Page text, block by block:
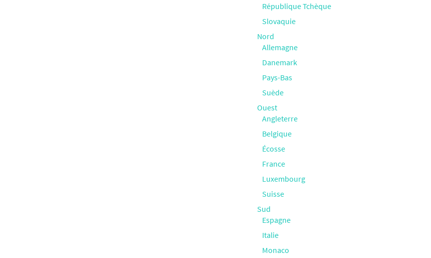
République Tchèque
Slovaquie
Nord
Allemagne
Danemark
Pays-Bas
Suède
Ouest
Angleterre
Belgique
Écosse
France
Luxembourg
Suisse
Sud
Espagne
Italie
Monaco